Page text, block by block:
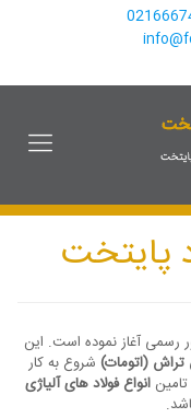
پایتخت
را از سال 1375 به طور رسمی آغاز نموده است. این
تراش (اتومات) شروع به کار
انواع فولاد های آلیاژی